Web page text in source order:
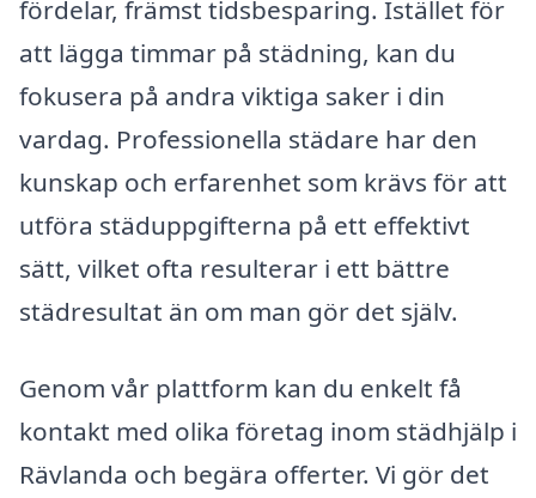
fördelar, främst tidsbesparing. Istället för
att lägga timmar på städning, kan du
fokusera på andra viktiga saker i din
vardag. Professionella städare har den
kunskap och erfarenhet som krävs för att
utföra städuppgifterna på ett effektivt
sätt, vilket ofta resulterar i ett bättre
städresultat än om man gör det själv.
Genom vår plattform kan du enkelt få
kontakt med olika företag inom städhjälp i
Rävlanda och begära offerter. Vi gör det